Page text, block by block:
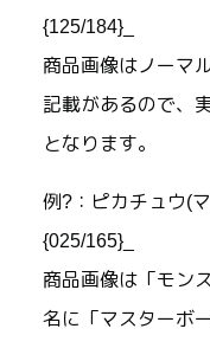
{125/184}_
商品画像はノーマ
記載があるので、
となります。
例?：ピカチュウ(
{025/165}_
商品画像は「モン
名に「マスターボ